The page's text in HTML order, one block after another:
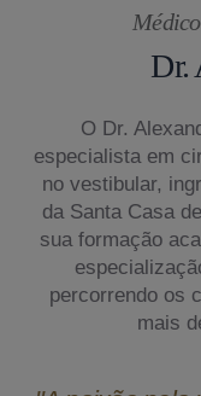
Dr.
O Dr.
especialista em
no vestibular,
da Santa Casa
sua formação
percorrendo os
mais